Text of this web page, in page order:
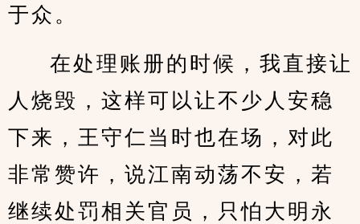
于众。
在处理账册的时候，我直接让
人烧毁，这样可以让不少人安稳
下来，王守仁当时也在场，对此
非常赞许，说江南动荡不安，若
继续处罚相关官员，只怕大明永